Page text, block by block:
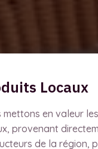
Locaux
mettons en valeur
provenant
de la région,